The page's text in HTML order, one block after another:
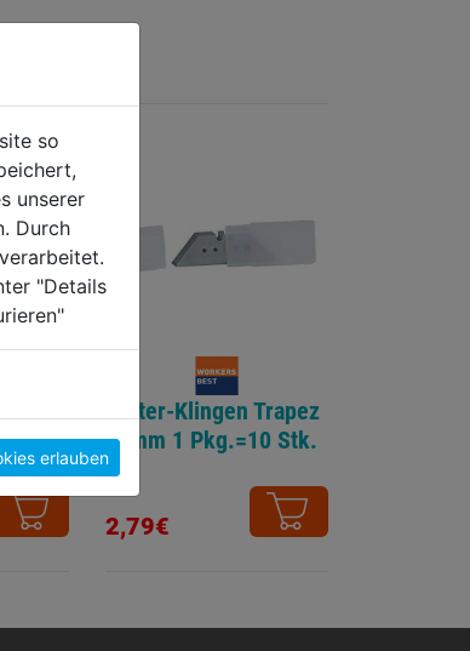
SB
Cutter-Klingen Trapez
19mm 1 Pkg.=10 Stk.
2,79€
so
unserer
Durch
"Details
erlauben